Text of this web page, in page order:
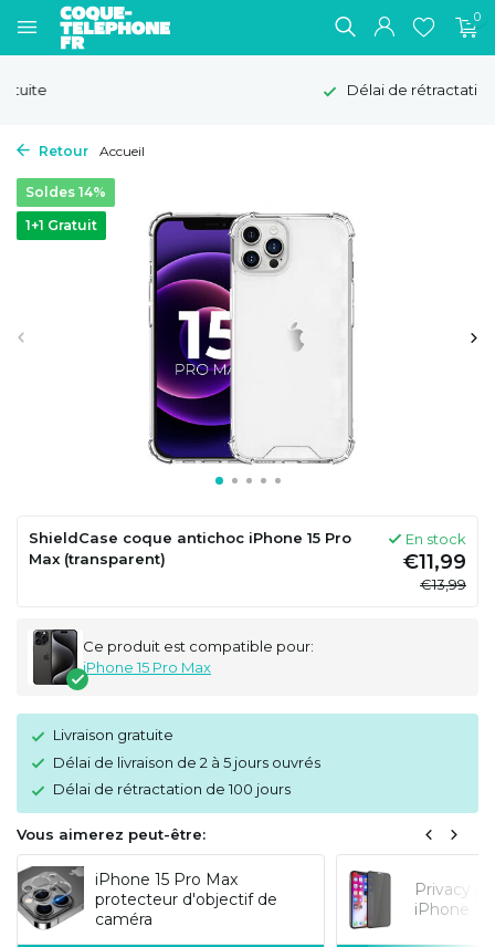
0
Délai de rétractation de 100 jours
Retour Accueil
Soldes 14%
1+1 Gratuit
ShieldCase coque antichoc iPhone 15 Pro
Max (transparent)
En stock
€11,99
€13,99
Ce produit est compatible pour:
iPhone 15 Pro Max
Livraison gratuite
Délai de livraison de 2 à 5 jours ouvrés
Délai de rétractation de 100 jours
Vous aimerez peut-être:
iPhone 15 Pro Max
protecteur d'objectif de
caméra
Privacy
iPhone